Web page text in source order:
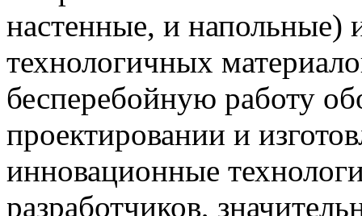
настенные, и напольные)
технологичных
бесперебойную работу
проектировании и
инновационные
разработчиков,